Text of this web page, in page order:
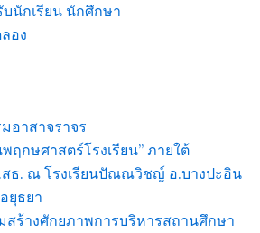
นักเรียน นักศึกษา
อง
อาสาจราจร
ฤกษศาสตร์โรงเรียน” ภายใต้
สธ. ณ โรงเรียนปัณณวิชญ์ อ.บางปะอิน
ยุธยา
สร้างศักยภาพการบริหารสถานศึกษา